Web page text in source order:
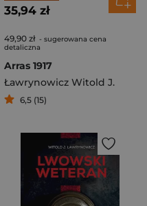
35,94 zł
49,90 zł - sugerowana cena
detaliczna
Arras 1917
Ławrynowicz Witold J.
6,5 (15)